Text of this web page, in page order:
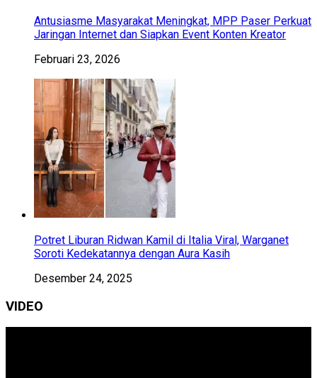
Antusiasme Masyarakat Meningkat, MPP Paser Perkuat
Jaringan Internet dan Siapkan Event Konten Kreator
Februari 23, 2026
Potret Liburan Ridwan Kamil di Italia Viral, Warganet
Soroti Kedekatannya dengan Aura Kasih
Desember 24, 2025
VIDEO